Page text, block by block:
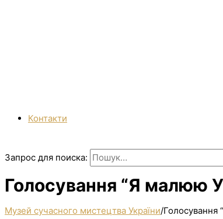
Контакти
Запрос для поиска:
Голосування “Я малюю
Музей сучасного мистецтва України/Голосування